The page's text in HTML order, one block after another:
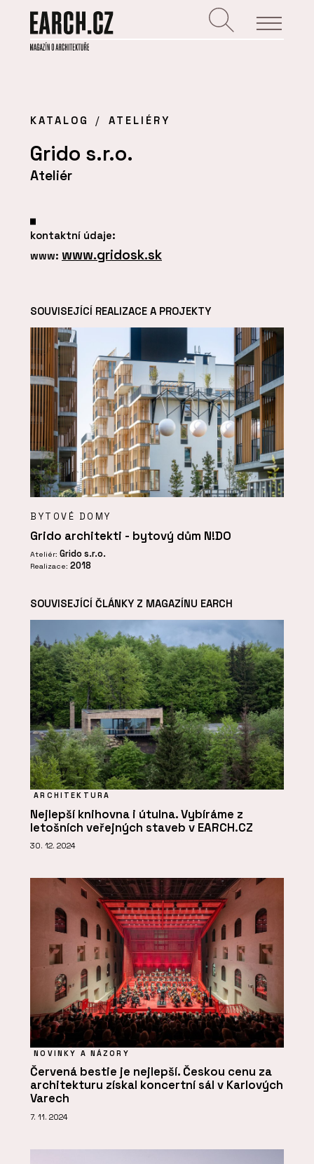
KATALOG ATELIÉRY
Grido s.r.o.
Ateliér
kontaktní údaje:
www: www.gridosk.sk
SOUVISEJÍCÍ REALIZACE A PROJEKTY
BYTOVÉ DOMY
Grido architekti - bytový dům N!DO
Ateliér: Grido s.r.o.
Realizace: 2018
SOUVISEJÍCÍ ČLÁNKY Z MAGAZÍNU EARCH
ARCHITEKTURA
Nejlepší knihovna i útulna. Vybíráme z
letošních veřejných staveb v EARCH.CZ
30. 12. 2024
NOVINKY A NÁZORY
Červená bestie je nejlepší. Českou cenu za
architekturu získal koncertní sál v Karlových
Varech
7. 11. 2024